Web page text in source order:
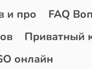
и про
FAQ
Приватный
онлайн